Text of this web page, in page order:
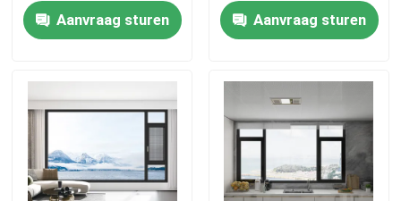
Aanvraag sturen
VINDERS, BLUE LIGHT
GLASS SLIEDING
Aanvraag sturen